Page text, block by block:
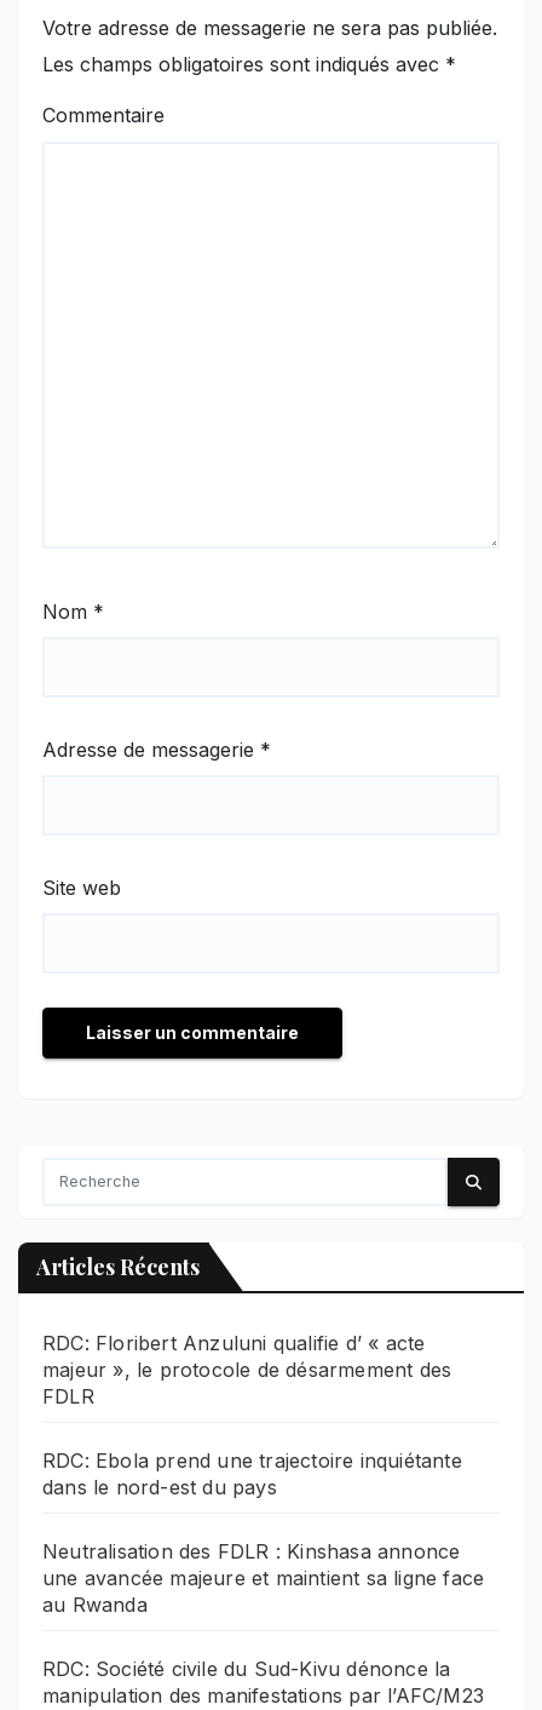
Votre adresse de messagerie ne sera pas publiée.
Les champs obligatoires sont indiqués avec *
Commentaire
Nom *
Adresse de messagerie *
Site web
Articles Récents
RDC: Floribert Anzuluni qualifie d’ « acte
majeur », le protocole de désarmement des
FDLR
RDC: Ebola prend une trajectoire inquiétante
dans le nord-est du pays
Neutralisation des FDLR : Kinshasa annonce
une avancée majeure et maintient sa ligne face
au Rwanda
RDC: Société civile du Sud-Kivu dénonce la
manipulation des manifestations par l’AFC/M23